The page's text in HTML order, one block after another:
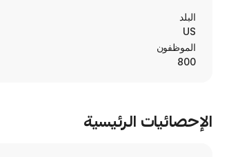
also hosts offers on direct-to-consumer
app, Website, and browser extension.
البلد
US
الموظفون
800
الإحصائيات الرئيسية